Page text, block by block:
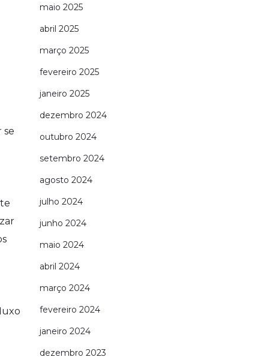
se
maio 2025
abril 2025
março 2025
fevereiro 2025
janeiro 2025
dezembro 2024
outubro 2024
setembro 2024
agosto 2024
julho 2024
junho 2024
maio 2024
abril 2024
março 2024
fevereiro 2024
janeiro 2024
dezembro 2023